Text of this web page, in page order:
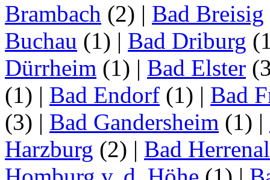
Brambach (2) | Bad Breisig
Buchau (1) | Bad Driburg
Dürrheim (1) | Bad Elster
(1) | Bad Endorf (1) | Bad
(3) | Bad Gandersheim (1) |
Harzburg (2) | Bad